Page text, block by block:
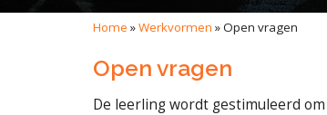
Home »Werkvormen »Open vragen
Open vragen
De leerling wordt gestimuleerd